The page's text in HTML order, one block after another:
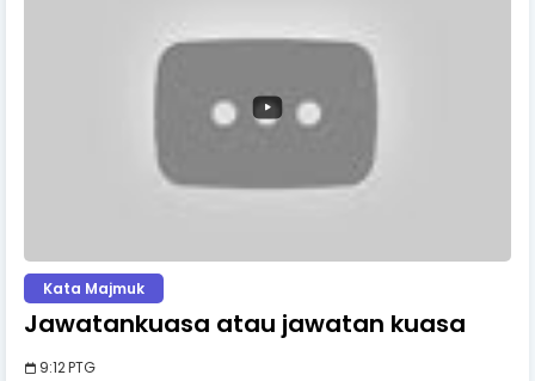
Kata Majmuk
Jawatankuasa atau jawatan kuasa
9:12 PTG